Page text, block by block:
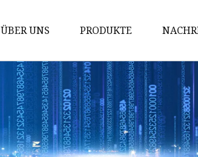
ÜBER UNS PRODUKTE
Absperrschieber
Kugelhahn
Durchgangsventil
Rückschlagventil